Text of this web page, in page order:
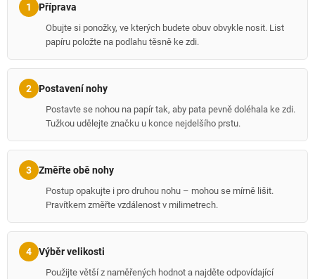
1 Příprava
Obujte si ponožky, ve kterých budete obuv obvykle nosit. List
papíru položte na podlahu těsně ke zdi.
2 Postavení nohy
Postavte se nohou na papír tak, aby pata pevně doléhala ke zdi.
Tužkou udělejte značku u konce nejdelšího prstu.
3 Změřte obě nohy
Postup opakujte i pro druhou nohu – mohou se mírně lišit.
Pravítkem změřte vzdálenost v milimetrech.
4 Výběr velikosti
Použijte větší z naměřených hodnot a najděte odpovídající